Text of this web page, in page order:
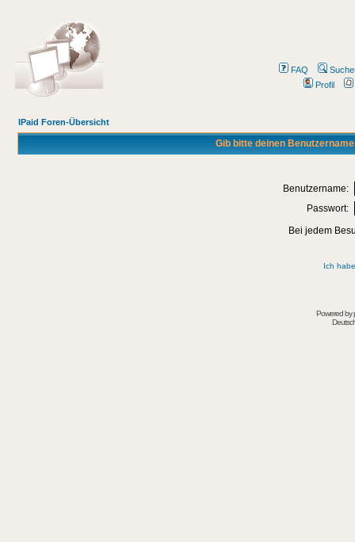
FAQ
Profil
IPaid Foren-Übersicht
Gib bitte deinen
Benutzername:
Passwort:
Bei jedem
Ich
Powered by